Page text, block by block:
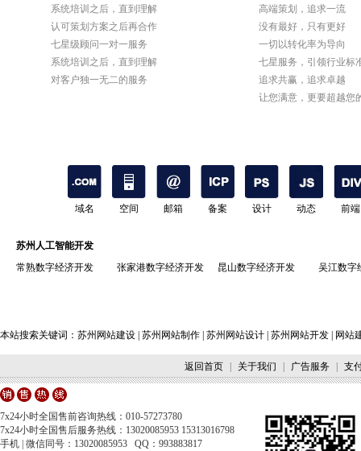
系统培训之后，直到理解
认可策划方案之后再合作
七星级顾问一对一服务
系统培训之后，直到理解
对客户独一无二的服务
高端策划，追求一流
没有最好，只有更好
一切以转化率为导向
七星服务，引领行业标
追求共赢，追求卓越
让您满意，更要超越您
域名 空间 邮箱 备案 设计 动态 前端
苏州人工智能开发
常熟数字经济开发
张家港数字经济开发 昆山数字经济开发 吴江数字
本站搜索关键词： 苏州网站建设 苏州网站制作 苏州网站设计 苏州网站开发 网站
返回首页 关于我们 广告服务 支
7x24小时全国售前咨询热线：010-57273780
7x24小时全国售后服务热线：13020085953 15313016798
手机 | 微信同号：13020085953 QQ：993883817